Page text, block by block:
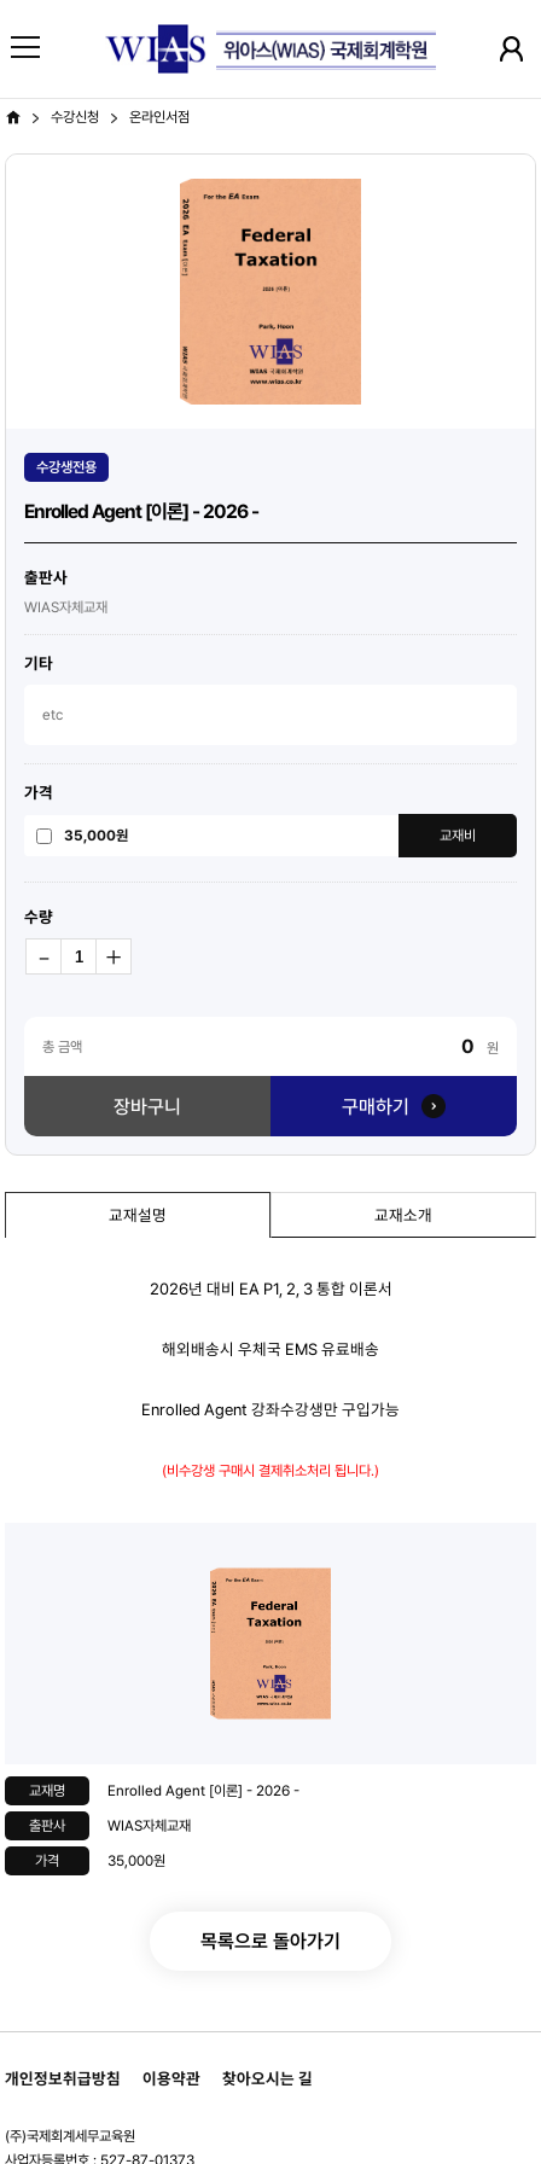
수강신청 온라인서점
수강생전용
Enrolled Agent [이론] - 2026 -
출판사
WIAS자체교재
기타
etc
가격
35,000원 교재비
수량
- +
총 금액 0 원
장바구니 구매하기
교재설명 교재소개
2026년 대비 EA P1, 2, 3 통합 이론서
해외배송시 우체국 EMS 유료배송
Enrolled Agent 강좌수강생만 구입가능
(비수강생 구매시 결제취소처리 됩니다.)
교재명 Enrolled Agent [이론] - 2026 -
출판사 WIAS자체교재
가격 35,000원
목록으로 돌아가기
개인정보취급방침 이용약관 찾아오시는 길
(주)국제회계세무교육원